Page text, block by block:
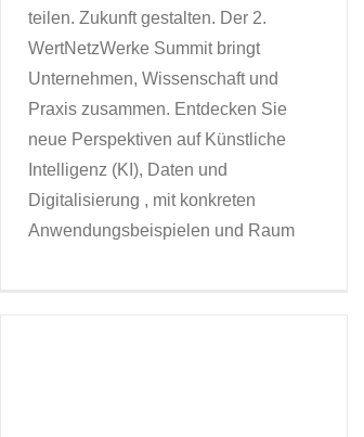
teilen. Zukunft gestalten. Der 2.
WertNetzWerke Summit bringt
Unternehmen, Wissenschaft und
Praxis zusammen. Entdecken Sie
neue Perspektiven auf Künstliche
Intelligenz (KI), Daten und
Digitalisierung , mit konkreten
Anwendungsbeispielen und Raum